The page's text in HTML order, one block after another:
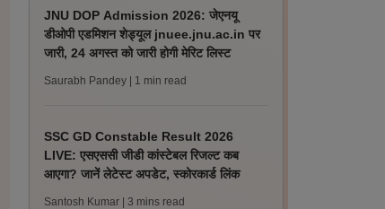
JNU DOP Admission 2026: जेएनयू
डीओपी एडमिशन शेड्यूल jnuee.jnu.ac.in पर
जारी, 24 अगस्त को जारी होगी मेरिट लिस्ट
Saurabh Pandey | 1 min read
SSC GD Constable Result 2026
LIVE: एसएससी जीडी कांस्टेबल रिजल्ट कब
आएगा? जानें लेटेस्ट अपडेट, स्कोरकार्ड लिंक
Santosh Kumar | 3 mins read